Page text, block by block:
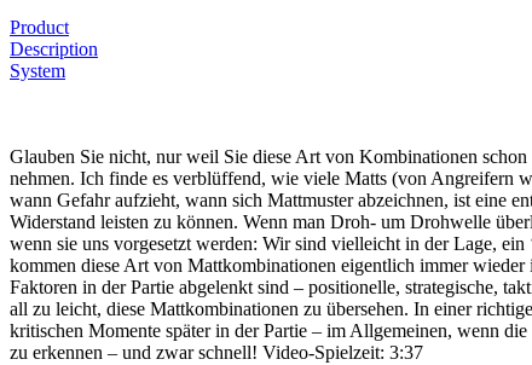
Product
Description
System
Glauben Sie nicht, nur weil Sie diese Art von Kombinationen
nehmen. Ich finde es verblüffend, wie viele Matts (von Angreifern
wann Gefahr aufzieht, wann sich Mattmuster abzeichnen, ist eine
Widerstand leisten zu können. Wenn man Droh- um Drohwelle
wenn sie uns vorgesetzt werden: Wir sind vielleicht in der Lage,
kommen diese Art von Mattkombinationen eigentlich immer
Faktoren in der Partie abgelenkt sind – positionelle, strategische,
all zu leicht, diese Mattkombinationen zu übersehen. In einer
kritischen Momente später in der Partie – im Allgemeinen, wenn
zu erkennen – und zwar schnell! Video-Spielzeit: 3:37